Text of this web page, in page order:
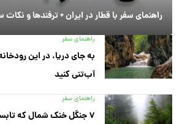
راهنمای سفر با قطار در ایران + ترفندها و
راهنمای سفر
به جای دریا، در این
آب‌تنی کنید
راهنمای سفر
۷ جنگل خنک شمال که